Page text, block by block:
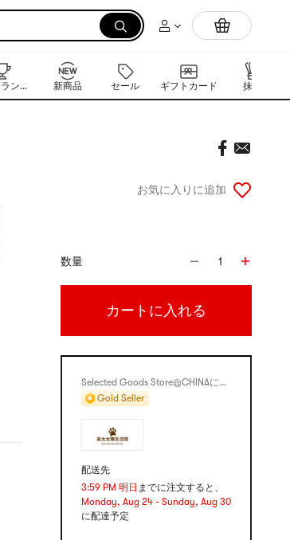
電気炊飯器
売れ筋ランキング 新商品 セール ギフトカード 抹茶
お気に入りに追加
数量 1
カートに入れる
Selected Goods Store@CHINAによって販売します
Gold Seller
配送先
3:59 PM 明日 までに注文すると、
Monday, Aug 24 - Sunday, Aug 30
に配達予定